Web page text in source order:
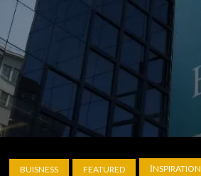
BUISNESS FEATURED ΙNSPIRATION